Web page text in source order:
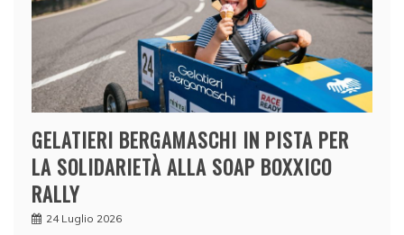
GELATIERI BERGAMASCHI IN PISTA PER
LA SOLIDARIETÀ ALLA SOAP BOXXICO
RALLY
24 Luglio 2026